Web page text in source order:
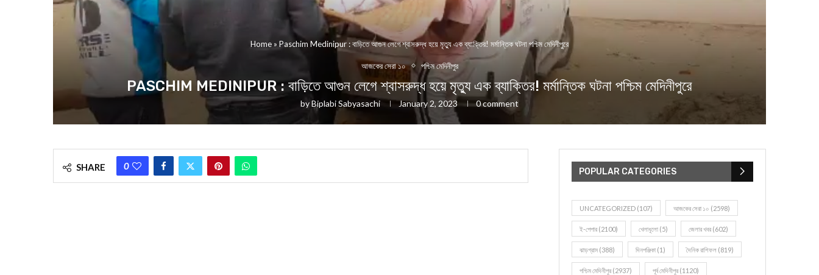
Home » Paschim Medinipur : বাড়িতে আগুন লেগে শ্বাসরুদ্ধ হয়ে মৃত্যু এক ব্যাক্তির! মর্মান্তিক ঘটনা পশ্চিম মেদিনীপুরে
আজকের সেরা ১০ পশ্চিম মেদিনীপুর
PASCHIM MEDINIPUR : বাড়িতে আগুন লেগে শ্বাসরুদ্ধ হয়ে মৃত্যু এক ব্যাক্তির! মর্মান্তিক ঘটনা পশ্চিম মেদিনীপুরে
byBiplabi Sabyasachi January 2, 2023 0 comment
SHARE 0
POPULAR CATEGORIES
UNCATEGORIZED (107) আজকের সেরা ১০ (2598)
ই-পেপার (2100) খেলাধূলো (5) জেলার খবর (602)
ঝাড়গ্রাম (388) দিনপঞ্জিকা (1) দৈনিক রাশিফল (819)
পশ্চিম মেদিনীপুর (2937) পূর্ব মেদিনীপুর (1120)